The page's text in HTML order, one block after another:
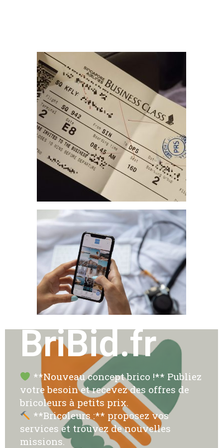
BriBid.fr
**Nouveau concept brico !** Publiez
votre besoin et recevez des offres de
bricoleurs à petits prix.
**Bricoleurs :** proposez vos
services et trouvez de nouvelles
missions.